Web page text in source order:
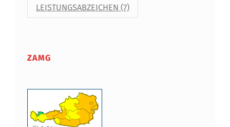
LEISTUNGSABZEICHEN (7)
ZAMG